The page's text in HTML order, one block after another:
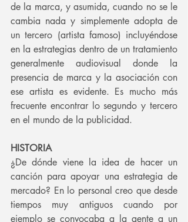
de la marca, y asumida, cuando no se le
cambia nada y simplemente adopta de
un tercero (artista famoso) incluyéndose
en la estrategias dentro de un tratamiento
generalmente audiovisual donde la
presencia de marca y la asociación con
ese artista es evidente. Es mucho más
frecuente encontrar lo segundo y tercero
en el mundo de la publicidad.
HISTORIA
¿De dónde viene la idea de hacer un
canción para apoyar una estrategia de
mercado? En lo personal creo que desde
tiempos muy antiguos cuando por
ejemplo se convocaba a la gente a un